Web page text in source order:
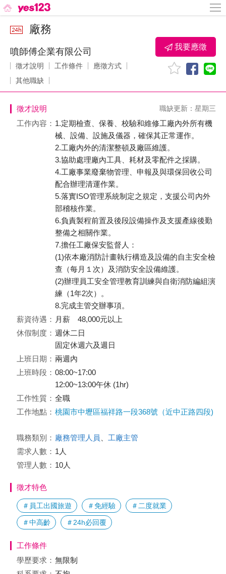
廠務
噴師傅企業有限公司
徵才說明 工作條件
應徵方式
其他職缺
我要應徵
徵才說明 職缺更新：星期三
工作內容： 1.定期檢查、保養、校驗和維修工廠內外所有機
械、設備、設施及儀器，確保其正常運作。
2.工廠內外的清潔整頓及廠區維護。
3.協助處理廠內工具、耗材及零配件之採購。
4.工廠事業廢棄物管理、申報及與環保回收公司
配合辦理清運作業。
5.落實ISO管理系統制定之規定，支援公司內外
部稽核作業。
6.負責製程前置及後段設備操作及支援產線後勤
整備之相關作業。
7.擔任工廠保安監督人：
(1)依本廠消防計畫執行構造及設備的自主安全檢
查（每月１次）及消防安全設備維護。
(2)辦理員工安全管理教育訓練與自衛消防編組演
練（1年2次）。
8.完成主管交辦事項。
薪資待遇： 月薪 48,000元以上
休假制度： 週休二日
固定休週六及週日
上班日期： 兩週內
上班時段： 08:00~17:00
12:00~13:00午休 (1hr)
工作性質： 全職
工作地點： 桃園市中壢區福祥路一段368號（近中正路四段)
職務類別： 廠務管理人員
工廠主管
需求人數： 1人
管理人數： 10人
徵才特色
＃員工出國旅遊 ＃免經驗 ＃二度就業
＃中高齡 ＃24h必回覆
工作條件
學歷要求： 無限制